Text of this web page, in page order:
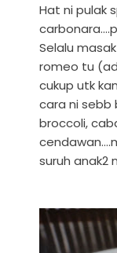
Hat ni pulak
Selalu
romeo tu
cukup utk
cara ni sebb
broccoli,
suruh anak2